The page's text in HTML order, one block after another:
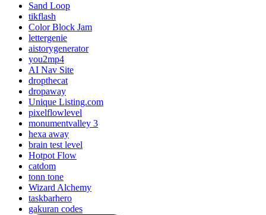
Sand Loop
tikflash
Color Block Jam
lettergenie
aistorygenerator
you2mp4
AI Nav Site
dropthecat
dropaway
Unique Listing.com
pixelflowlevel
monumentvalley 3
hexa away
brain test level
Hotpot Flow
catdom
tonn tone
Wizard Alchemy
taskbarhero
gakuran codes